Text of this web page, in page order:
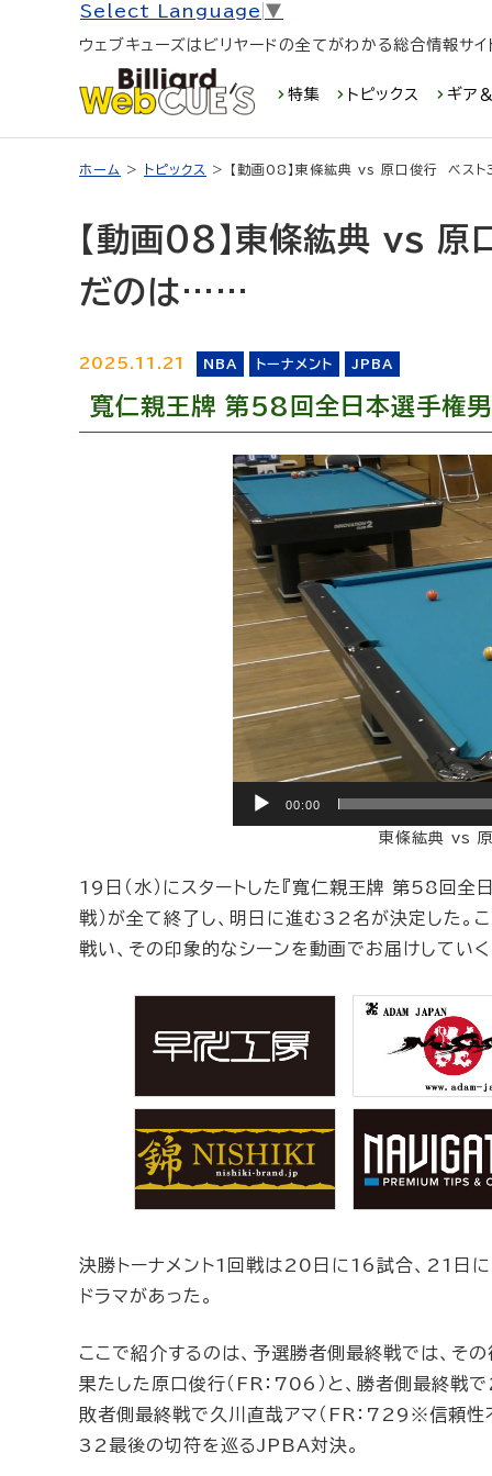
Select Language ▼
ウェブキューズはビリヤードの全てがわかる総合情報サイ
特集 トピックス ギア
ホーム > トピックス > 【動画08】東條紘典 vs 原口俊行 ベス
【動画08】東條紘典 vs
だのは……
2025.11.21 NBA トーナメント JPBA
寬仁親王牌 第58回全日本選手権男
動
画
プ
レ
ー
ヤ
ー
00:00
東條紘典 vs
19日（水）にスタートした『寬仁親王牌 第58回全
戦）が全て終了し、明日に進む32名が決定した。
戦い、その印象的なシーンを動画でお届けしていく
決勝トーナメント1回戦は20日に16試合、21日
ドラマがあった。
ここで紹介するのは、予選勝者側最終戦では、そ
果たした原口俊行（FR：706）と、勝者側最終戦
敗者側最終戦で久川直哉アマ（FR：729※信頼性
32最後の切符を巡るJPBA対決。